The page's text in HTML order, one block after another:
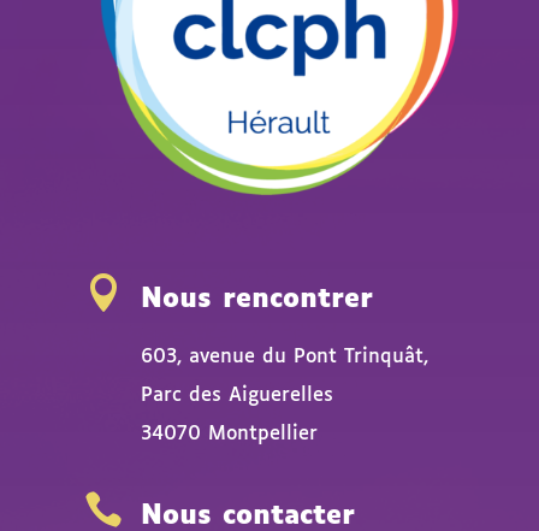
 Nous rencontrer
603, avenue du Pont Trinquât,
Parc des Aiguerelles
34070 Montpellier
 Nous contacter